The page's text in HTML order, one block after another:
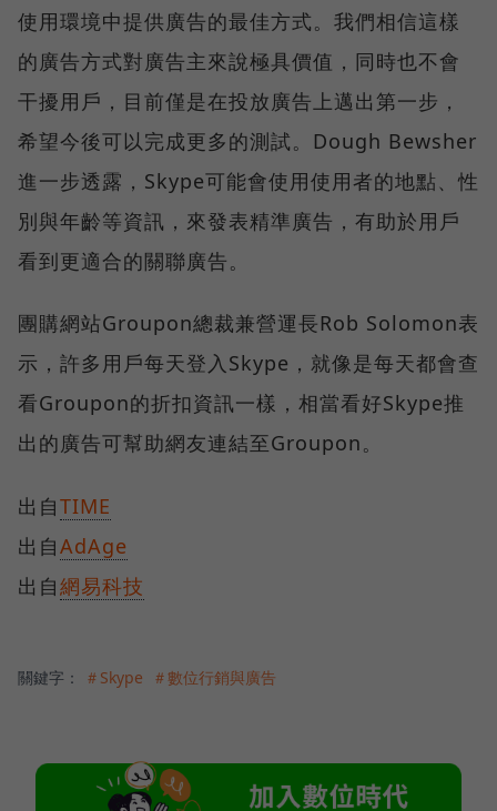
使用環境中提供廣告的最佳方式。我們相信這樣
的廣告方式對廣告主來說極具價值，同時也不會
干擾用戶，目前僅是在投放廣告上邁出第一步，
希望今後可以完成更多的測試。Dough Bewsher
進一步透露，Skype可能會使用使用者的地點、性
別與年齡等資訊，來發表精準廣告，有助於用戶
看到更適合的關聯廣告。
團購網站Groupon總裁兼營運長Rob Solomon表
示，許多用戶每天登入Skype，就像是每天都會查
看Groupon的折扣資訊一樣，相當看好Skype推
出的廣告可幫助網友連結至Groupon。
出自TIME
出自AdAge
出自網易科技
關鍵字： ＃Skype ＃數位行銷與廣告